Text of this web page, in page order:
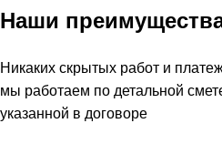
Наши
Никаких скрытых работ и
мы работаем по детальной
указанной в договоре